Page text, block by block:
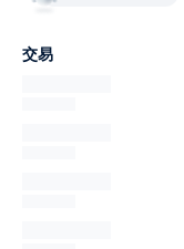
交易